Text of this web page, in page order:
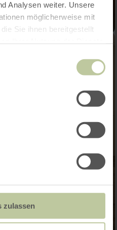
Analysen weiter. Unsere
möglicherweise mit
Sie ihnen bereitgestellt
zulassen